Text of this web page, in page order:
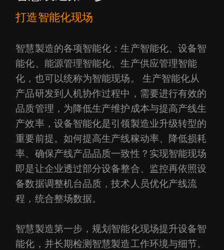
打造智能化现场
智慧製造的各项智能化：生产智能化、设备智
能化、能源管理智能化、生产供应管理智能
化，也可以统称为智能现场。 生产智能化从
产品研发到人机协作过程中，需要进行有效的
品质管理，为降低生产维护成本与提高产线生
产效率，设备智能化是引领製造业升级转型的
重要前提。如何提高生产线稼动率、降低损耗
率、确保产线产品品质一致性？实现智能现场
即是让企业透过部分设备整合、监控再依照设
备数据调整机台品质，技术人员优化产线流
程，统合整场数据。
智慧製造第一步，规划智能化现场提升设备智
能化，并长期检测智慧製造工作环境与细节。